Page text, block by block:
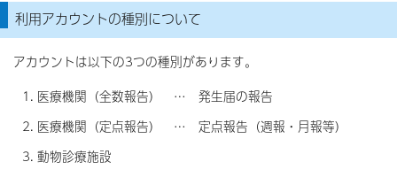
利用アカウントの種別について
アカウントは以下の3つの種別があります。
医療機関（全数報告） … 発生届の報告
医療機関（定点報告） … 定点報告（週報・月報等）
動物診療施設